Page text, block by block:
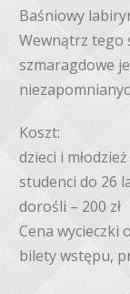
Baśniowy
Wewnątrz tego
szmaragdowe
Koszt:
dzieci i
studenci do 26
dorośli – 200 zł
Cena wycieczki
bilety wstępu,